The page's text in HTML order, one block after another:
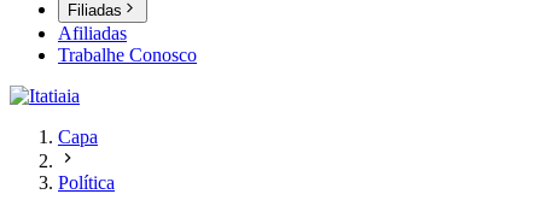
Filiadas
Afiliadas
Trabalhe Conosco
Capa
Política